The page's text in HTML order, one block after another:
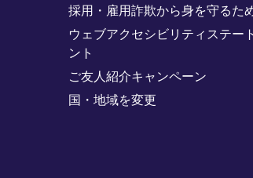
採用・雇用詐欺から身を守るた
ウェブアクセシビリティステー
ント
ご友人紹介キャンペーン
国・地域を変更